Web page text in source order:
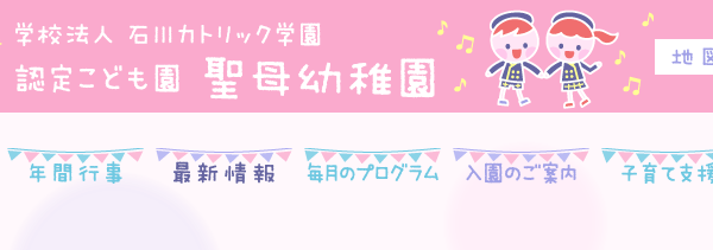
園の紹介 年間行事 最新情報 毎月のプログラム 入園のご案内